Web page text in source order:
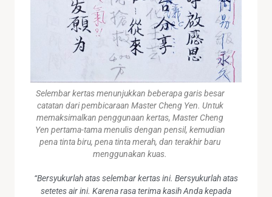
Selembar kertas menunjukkan beberapa garis besar
catatan dari pembicaraan Master Cheng Yen. Untuk
memaksimalkan penggunaan kertas, Master Cheng
Yen pertama-tama menulis dengan pensil, kemudian
pena tinta biru, pena tinta merah, dan terakhir baru
menggunakan kuas.
“Bersyukurlah atas selembar kertas ini. Bersyukurlah atas
setetes air ini. Karena rasa terima kasih Anda kepada